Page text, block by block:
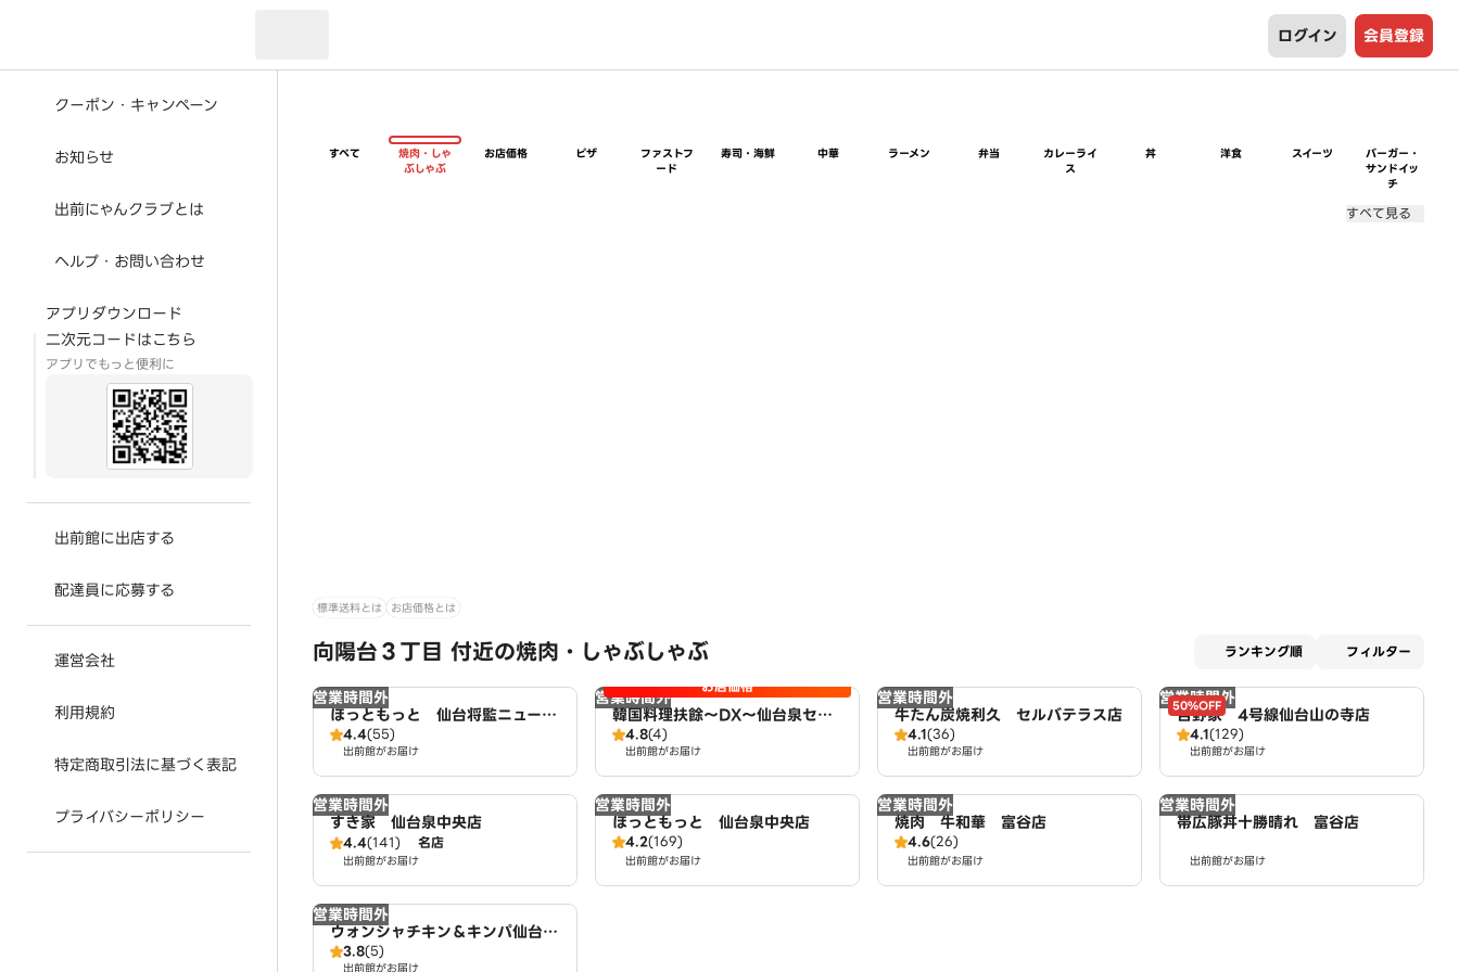
ログイン 会員登録
クーポン・キャンペーン
お知らせ
出前にゃんクラブとは
ヘルプ・お問い合わせ
アプリダウンロード
二次元コードはこちら
アプリでもっと便利に
出前館に出店する
配達員に応募する
運営会社
利用規約
特定商取引法に基づく表記
プライバシーポリシー
すべて
焼肉・しゃ
ぶしゃぶ
お店価格 ピザ
ファストフ
ード
寿司・海鮮 中華 ラーメン 弁当
カレーライ
ス
丼 洋食 スイーツ
バーガー・
サンドイッ
チ
すべて見る
標準送料とは お店価格とは
向陽台３丁目 付近の焼肉・しゃぶしゃぶ ランキング順 フィルター
営業時間外
ほっともっと 仙台将監ニュータ
ウン店
4.4(55)
出前館がお届け
営業時間外 お店価格
韓国料理扶餘～DX～仙台泉セル
バテラス店
4.8(4)
出前館がお届け
営業時間外
牛たん炭焼利久 セルバテラス店
4.1(36)
出前館がお届け
営業時間外
50%OFF
吉野家 4号線仙台山の寺店
4.1(129)
出前館がお届け
営業時間外
すき家 仙台泉中央店
4.4(141) 名店
出前館がお届け
営業時間外
ほっともっと 仙台泉中央店
4.2(169)
出前館がお届け
営業時間外
焼肉 牛和華 富谷店
4.6(26)
出前館がお届け
営業時間外
帯広豚丼十勝晴れ 富谷店
出前館がお届け
営業時間外
ウォンシャチキン＆キンパ仙台泉
中央店 Wonsha Chicken＆Gi
3.8(5)
出前館がお届け